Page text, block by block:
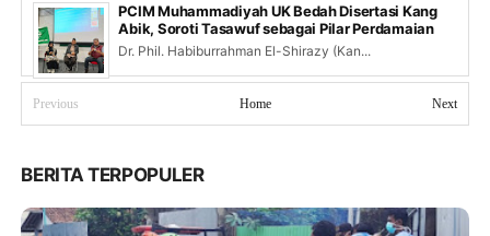
PCIM Muhammadiyah UK Bedah Disertasi Kang
Abik, Soroti Tasawuf sebagai Pilar Perdamaian
Dr. Phil. Habiburrahman El-Shirazy (Kan...
Previous Next
Home
BERITA TERPOPULER